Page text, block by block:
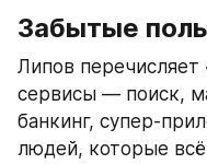
Забытые
Липов перечисляет
сервисы — поиск,
банкинг, супер-
людей, которые всё